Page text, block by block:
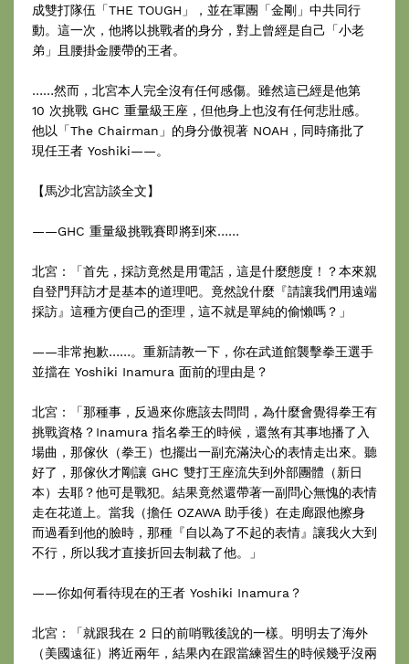
成雙打隊伍「THE TOUGH」，並在軍團「金剛」中共同行
動。這一次，他將以挑戰者的身分，對上曾經是自己「小老
弟」且腰掛金腰帶的王者。
……然而，北宮本人完全沒有任何感傷。雖然這已經是他第
10 次挑戰 GHC 重量級王座，但他身上也沒有任何悲壯感。
他以「The Chairman」的身分傲視著 NOAH，同時痛批了
現任王者 Yoshiki——。
【馬沙北宮訪談全文】
——GHC 重量級挑戰賽即將到來……
北宮：「首先，採訪竟然是用電話，這是什麼態度！？本來親
自登門拜訪才是基本的道理吧。竟然說什麼『請讓我們用遠端
採訪』這種方便自己的歪理，這不就是單純的偷懶嗎？」
——非常抱歉……。重新請教一下，你在武道館襲擊拳王選手
並擋在 Yoshiki Inamura 面前的理由是？
北宮：「那種事，反過來你應該去問問，為什麼會覺得拳王有
挑戰資格？Inamura 指名拳王的時候，還煞有其事地播了入
場曲，那傢伙（拳王）也擺出一副充滿決心的表情走出來。聽
好了，那傢伙才剛讓 GHC 雙打王座流失到外部團體（新日
本）去耶？他可是戰犯。結果竟然還帶著一副問心無愧的表情
走在花道上。當我（擔任 OZAWA 助手後）在走廊跟他擦身
而過看到他的臉時，那種『自以為了不起的表情』讓我火大到
不行，所以我才直接折回去制裁了他。」
——你如何看待現在的王者 Yoshiki Inamura？
北宮：「就跟我在 2 日的前哨戰後說的一樣。明明去了海外
（美國遠征）將近兩年，結果內在跟當練習生的時候幾乎沒兩